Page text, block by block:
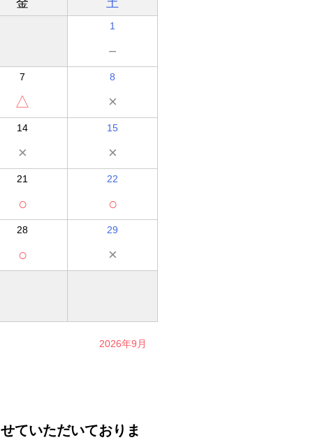
金 土
1
－
7
△
8
×
14
×
15
×
21
○
22
○
28
○
29
×
2026年9月
ていただいておりま